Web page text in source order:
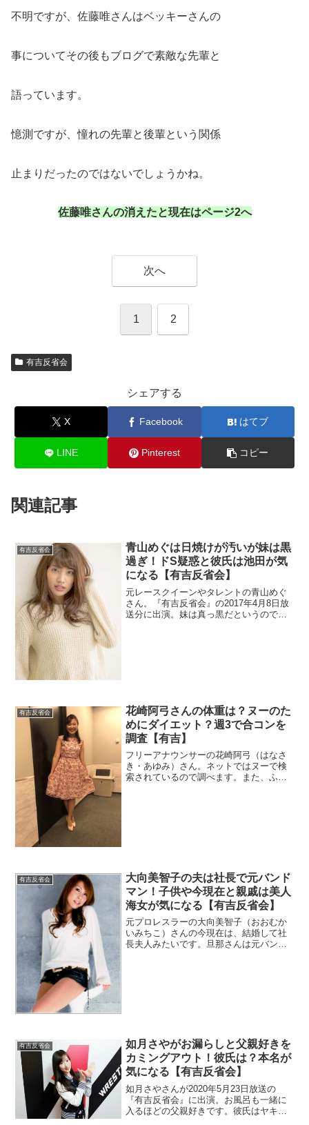
不明ですが、佐藤唯さんはベッキーさんの
事についてその後もブログで素敵な先輩と
語っています。
憶測ですが、憧れの先輩と後輩という関係
止まりだったのではないでしょうかね。
佐藤唯さんの消えたと現在はページ2へ
次へ
1 2
有吉反省会
シェアする
X Facebook はてブ
LINE Pinterest コピー
関連記事
有吉反省会
青山めぐは日焼けが汚いが妹は黒
過ぎ！ドS疑惑と彼氏は池田が気
になる【有吉反省会】
元レースクイーンやタレントの青山めぐ
さん。『有吉反省会』の2017年4月8日放
送分に出演。妹は真っ黒だというので調
有吉反省会
花崎阿弓さんの体重は？ヌーのた
めにダイエット？週3で合コンを
調査【有吉】
フリーアナウンサーの花崎阿弓（はなさ
き・あゆみ）さん。ネットではヌーで検
索されているので調べます。また、ふっ
有吉反省会
大向美智子の夫は社長で元バンド
マン！子供や今現在と親戚は美人
海女が気になる【有吉反省会】
元プロレスラーの大向美智子（おおむか
いみちこ）さんの今現在は、結婚して社
長夫人みたいです。旦那さんは元バンド
有吉反省会
如月さやがお漏らしと父親好きを
カミングアウト！彼氏は？本名が
気になる【有吉反省会】
如月さやさんが2020年5月23日放送の
『有吉反省会』に出演。お風呂も一緒に
入るほどの父親好きです。彼氏はヤキモ